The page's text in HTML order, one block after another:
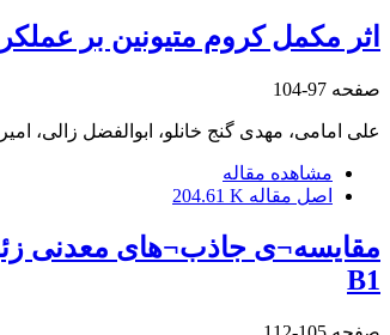
اثر مکمل کروم متیونین بر
صفحه 97-104
علی امامی، مهدی گنج خانلو، ابوالفضل زالی،
مشاهده مقاله
اصل مقاله 204.61 K
مقایسه¬ی جاذب¬های معدنی
B1